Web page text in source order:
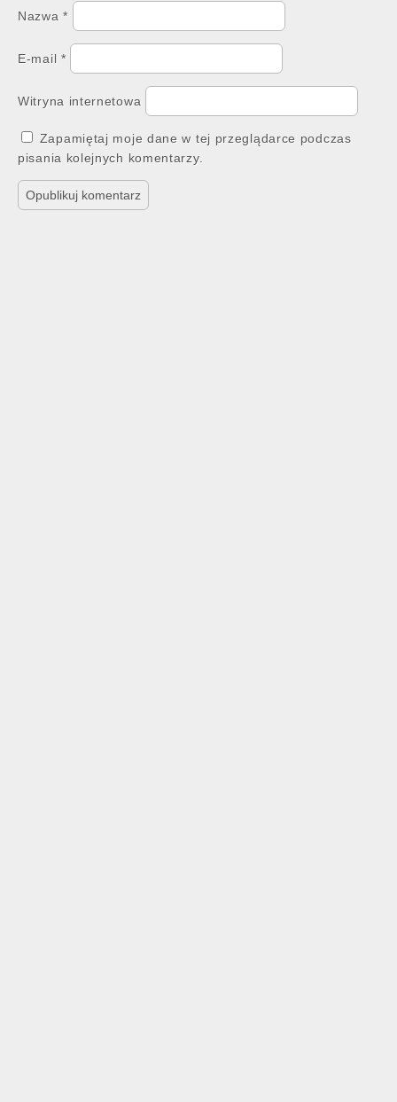
Nazwa*
E-mail *
Witryna internetowa
Zapamiętaj moje dane w tej przeglądarce podczas
pisania kolejnych komentarzy.